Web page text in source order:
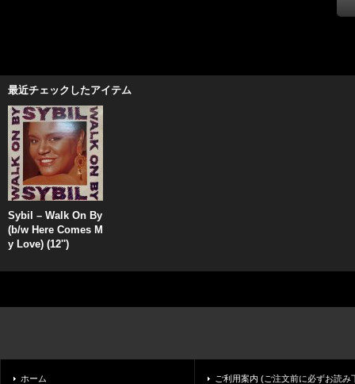
最近チェックしたアイテム
Sybil ‎– Walk On By
(b/w Here Comes M
y Love) (12'')
ホーム
ご利用案内 (ご注文前に必ずお読み